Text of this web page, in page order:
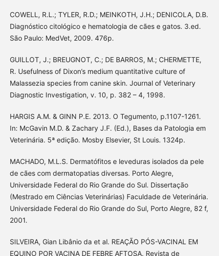
COWELL, R.L.; TYLER, R.D.; MEINKOTH, J.H.; DENICOLA, D.B.
Diagnóstico citológico e hematologia de cães e gatos. 3.ed.
São Paulo: MedVet, 2009. 476p.
GUILLOT, J.; BREUGNOT, C.; DE BARROS, M.; CHERMETTE,
R. Usefulness of Dixon’s medium quantitative culture of
Malassezia species from canine skin. Journal of Veterinary
Diagnostic Investigation, v. 10, p. 382 – 4, 1998.
HARGIS A.M. & GINN P.E. 2013. O Tegumento, p.1107-1261.
In: McGavin M.D. & Zachary J.F. (Ed.), Bases da Patologia em
Veterinária. 5ª edição. Mosby Elsevier, St Louis. 1324p.
MACHADO, M.L.S. Dermatófitos e leveduras isolados da pele
de cães com dermatopatias diversas. Porto Alegre,
Universidade Federal do Rio Grande do Sul. Dissertação
(Mestrado em Ciências Veterinárias) Faculdade de Veterinária.
Universidade Federal do Rio Grande do Sul, Porto Alegre, 82 f,
2001.
SILVEIRA, Gian Libânio da et al. REAÇÃO PÓS-VACINAL EM
EQUINO POR VACINA DE FEBRE AFTOSA. Revista de